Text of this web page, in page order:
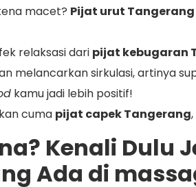
macet? Pijat urut Tangerang
relaksasi dari pijat kebugaran
melancarkan sirkulasi, artinya
kamu jadi lebih positif!
cuma pijat capek Tangerang
Kenali Dulu
Ada di